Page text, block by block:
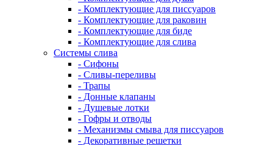
- Комплектующие для писсуаров
- Комплектующие для раковин
- Комплектующие для биде
- Комплектующие для слива
Системы слива
- Сифоны
- Сливы-переливы
- Трапы
- Донные клапаны
- Душевые лотки
- Гофры и отводы
- Механизмы смыва для писсуаров
- Декоративные решетки